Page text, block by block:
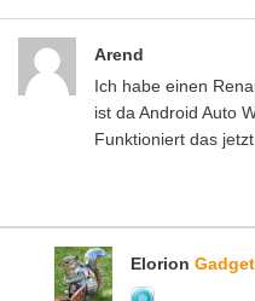
Arend
Ich habe einen
ist da Android Auto
Funktioniert das
Elorion